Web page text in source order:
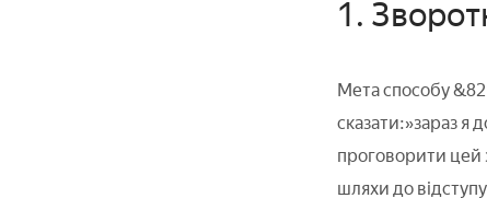
1.
Мета способу
сказати:»зараз я
проговорити цей
шляхи до